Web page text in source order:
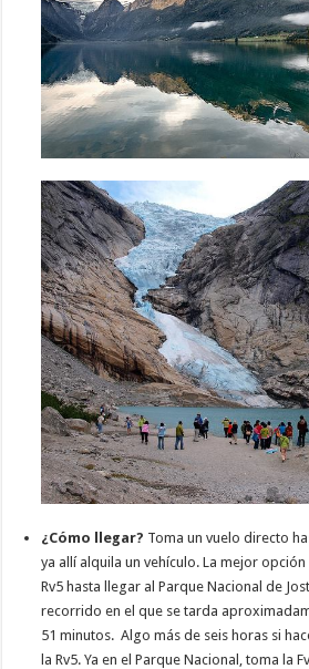
¿Cómo llegar? Toma un vuelo directo
ya allí alquila un vehículo. La mejor opción
Rv5 hasta llegar al Parque Nacional de
recorrido en el que se tarda
51 minutos. Algo más de seis horas si
la Rv5. Ya en el Parque Nacional, toma la